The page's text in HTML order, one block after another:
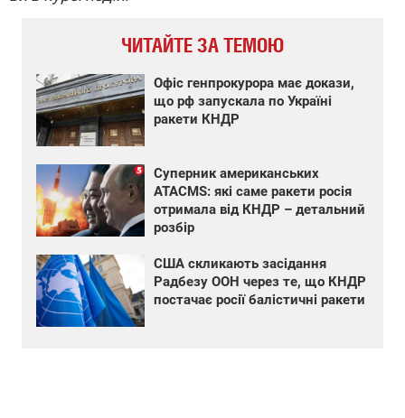
ЧИТАЙТЕ ЗА ТЕМОЮ
Офіс генпрокурора має докази,
що рф запускала по Україні
ракети КНДР
Суперник американських
АТАCMS: які саме ракети росія
отримала від КНДР – детальний
розбір
США скликають засідання
Радбезу ООН через те, що КНДР
постачає росії балістичні ракети